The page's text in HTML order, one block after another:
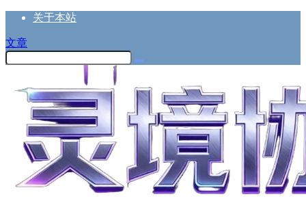
关于本站
文章